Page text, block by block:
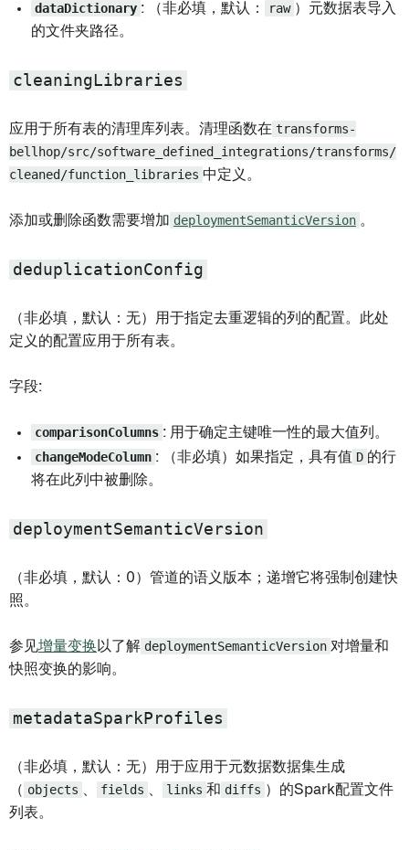
dataDictionary : （非必填，默认： raw ）元数据表导入
的文件夹路径。
cleaningLibraries
应用于所有表的清理库列表。清理函数在 transforms-
bellhop/src/software_defined_integrations/transforms/
cleaned/function_libraries 中定义。
添加或删除函数需要增加 deploymentSemanticVersion 。
deduplicationConfig
（非必填，默认：无）用于指定去重逻辑的列的配置。此处
定义的配置应用于所有表。
字段:
comparisonColumns : 用于确定主键唯一性的最大值列。
changeModeColumn : （非必填）如果指定，具有值 D 的行
将在此列中被删除。
deploymentSemanticVersion
（非必填，默认：0）管道的语义版本；递增它将强制创建快
照。
参见增量变换 以了解 deploymentSemanticVersion 对增量和
快照变换的影响。
metadataSparkProfiles
（非必填，默认：无）用于应用于元数据数据集生成
（ objects fields links 和 diffs ）的Spark配置文件
列表。